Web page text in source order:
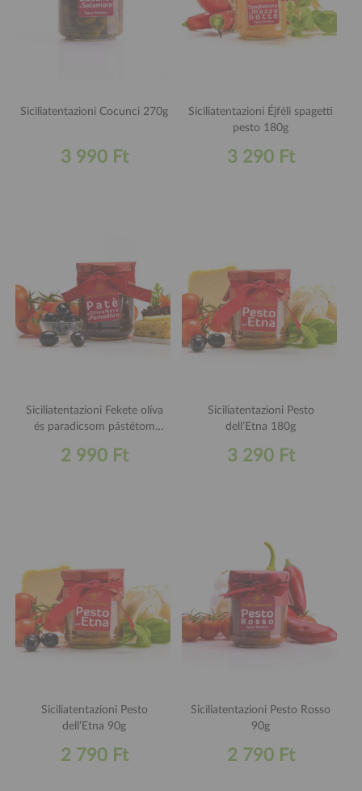
Siciliatentazioni Cocunci 270g
3 990 Ft
Siciliatentazioni Éjféli spagetti
pesto 180g
3 290 Ft
Siciliatentazioni Fekete olíva
és paradicsom pástétom
2 990 Ft
Siciliatentazioni Pesto
dell’Etna 180g
3 290 Ft
Siciliatentazioni Pesto
dell’Etna 90g
2 790 Ft
Siciliatentazioni Pesto Rosso
90g
2 790 Ft